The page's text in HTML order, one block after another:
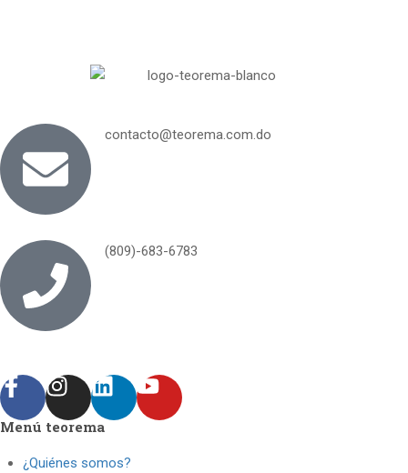
contacto@teorema.com.do
(809)-683-6783
Menú teorema
¿Quiénes somos?